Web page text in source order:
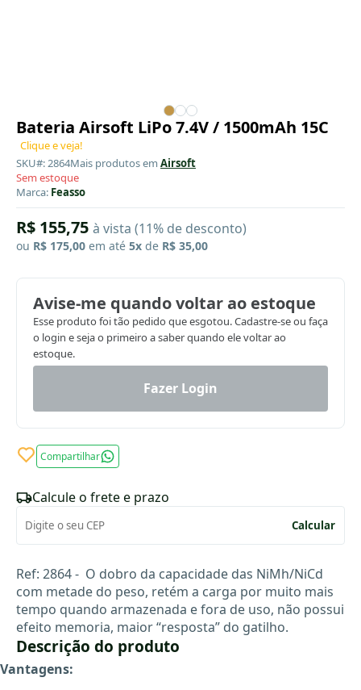
Bateria Airsoft LiPo 7.4V / 1500mAh 15C
Clique e veja!
SKU#: 2864Mais produtos em Airsoft
Sem estoque
Marca: Feasso
R$ 155,75 à vista (11% de desconto)
ou R$ 175,00 em até 5x de R$ 35,00
Avise-me quando voltar ao estoque
Esse produto foi tão pedido que esgotou. Cadastre-se ou faça
o login e seja o primeiro a saber quando ele voltar ao
estoque.
Fazer Login
Compartilhar
Calcule o frete e prazo
Calcular
Ref: 2864 - O dobro da capacidade das NiMh/NiCd
com metade do peso, retém a carga por muito mais
tempo quando armazenada e fora de uso, não possui
efeito memoria, maior “resposta” do gatilho.
Descrição do produto
Vantagens: